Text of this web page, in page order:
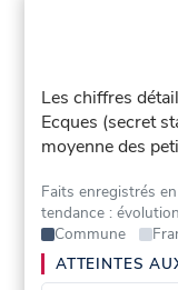
Les chiffres
Ecques (secret
moyenne des
Faits enregistrés
tendance :
Commune
ATTEINTES